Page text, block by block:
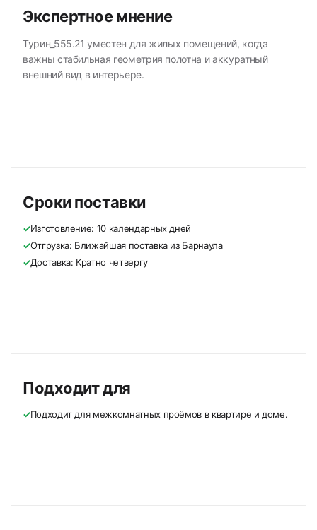
Экспертное мнение
Турин_555.21 уместен для жилых помещений, когда
важны стабильная геометрия полотна и аккуратный
внешний вид в интерьере.
Сроки поставки
✓Изготовление: 10 календарных дней
✓Отгрузка: Ближайшая поставка из Барнаула
✓Доставка: Кратно четвергу
Подходит для
✓Подходит для межкомнатных проёмов в квартире и доме.